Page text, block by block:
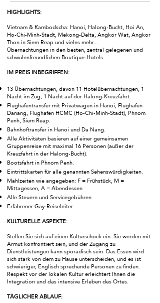
HIGHLIGHTS:
Vietnam & Kambodscha: Hanoi, Halong-Bucht, Hoi An,
Ho-Chi-Minh-Stadt, Mekong-Delta, Angkor Wat, Angkor
Thon in Siem Reap und vieles mehr...
Übernachtungen in den besten, zentral gelegenen und
schwulenfreundlichen Boutique-Hotels.
IM PREIS INBEGRIFFEN:
13 Übernachtungen, davon 11 Hotelübernachtungen, 1
Nacht im Zug, 1 Nacht auf der Halong-Kreuzfahrt.
Flughafentransfer mit Privatwagen in Hanoi, Flughafen
Danang, Flughafen HCMC (Ho-Chi-Minh-Stadt), Phnom
Penh, Siem Reap.
Bahnhoftransfer in Hanoi und Da Nang.
Alle Aktivitäten basieren auf einer gemeinsamen
Gruppenreise mit maximal 16 Personen (außer der
Kreuzfahrt in der Halong-Bucht).
Bootsfahrt in Phnom Penh.
Eintrittskarten für alle genannten Sehenswürdigkeiten.
Mahlzeiten wie angegeben: F = Frühstück, M =
Mittagessen, A = Abendessen
Alle Steuern und Servicegebühren
Erfahrener Gay-Reiseleiter
KULTURELLE ASPEKTE:
Stellen Sie sich auf einen Kulturschock ein. Sie werden mit
Armut konfrontiert sein, und der Zugang zu
Dienstleistungen kann sporadisch sein. Das Essen wird
sich stark von dem zu Hause unterscheiden, und es ist
schwieriger, Englisch sprechende Personen zu finden.
Respekt vor der lokalen Kultur erleichtert Ihnen die
Integration und das intensive Erleben des Ortes.
TÄGLICHER ABLAUF: